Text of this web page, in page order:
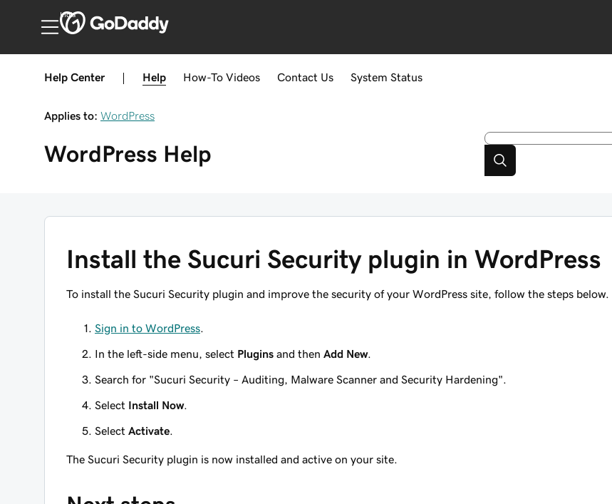
India
Help Center Help How-To Videos Contact Us System Status
Applies to: WordPress
WordPress Help
Install the Sucuri Security plugin in WordPress
To install the Sucuri Security plugin and improve the security of your WordPress site, follow the steps below.
Sign in to WordPress
In the left-side menu, select Plugins and then Add New.
Search for "Sucuri Security – Auditing, Malware Scanner and Security Hardening".
Select Install Now.
Select Activate
The Sucuri Security plugin is now installed and active on your site.